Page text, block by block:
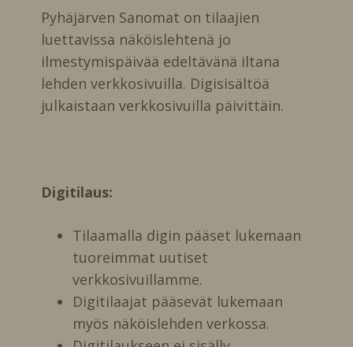
Pyhäjärven Sanomat on tilaajien
luettavissa näköislehtenä jo
ilmestymispäivää edeltävänä iltana
lehden verkkosivuilla. Digisisältöä
julkaistaan verkkosivuilla päivittäin.
Digitilaus:
Tilaamalla digin pääset lukemaan
tuoreimmat uutiset
verkkosivuillamme.
Digitilaajat pääsevät lukemaan
myös näköislehden verkossa.